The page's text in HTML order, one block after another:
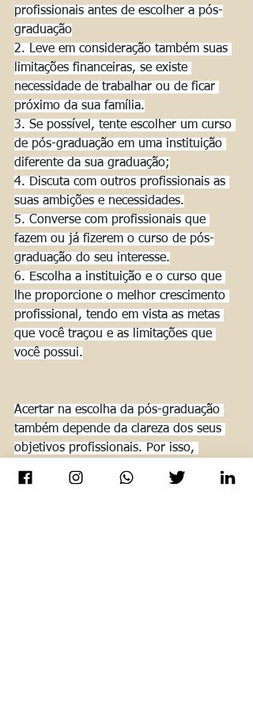
profissionais antes de escolher a pós-
graduação
2. Leve em consideração também suas
limitações financeiras, se existe
necessidade de trabalhar ou de ficar
próximo da sua família.
3. Se possível, tente escolher um curso
de pós-graduação em uma instituição
diferente da sua graduação;
4. Discuta com outros profissionais as
suas ambições e necessidades.
5. Converse com profissionais que
fazem ou já fizerem o curso de pós-
graduação do seu interesse.
6. Escolha a instituição e o curso que
lhe proporcione o melhor crescimento
profissional, tendo em vista as metas
que você traçou e as limitações que
você possui.
Acertar na escolha da pós-graduação
também depende da clareza dos seus
objetivos profissionais. Por isso,
expanda suas ideias e verifique quais
cursos podem ter relação com seu